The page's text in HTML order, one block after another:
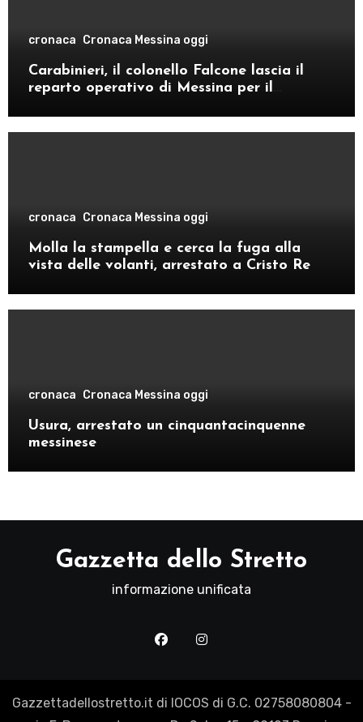
cronaca Cronaca Messina oggi
Carabinieri, il colonello Falcone lascia il
reparto operativo di Messina per il
cronaca Cronaca Messina oggi
Molla la stampella e cerca la fuga alla
vista delle volanti, arrestato a Cristo Re
cronaca Cronaca Messina oggi
Usura, arrestato un cinquantacinquenne
messinese
Gazzetta dello Stretto
informazione unificata
Gazzettadellostretto.it di IOCOS di G.C. 02758080804 -